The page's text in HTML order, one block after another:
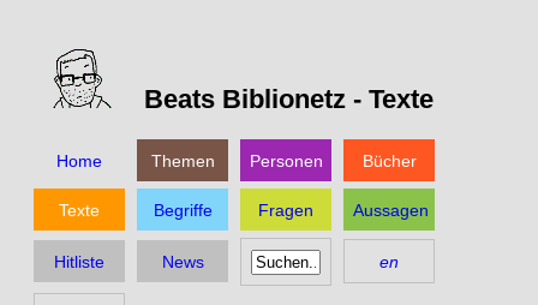
Beats Biblionetz - Texte
Home Themen Personen Bücher
Texte Begriffe Fragen Aussagen
Hitliste News en